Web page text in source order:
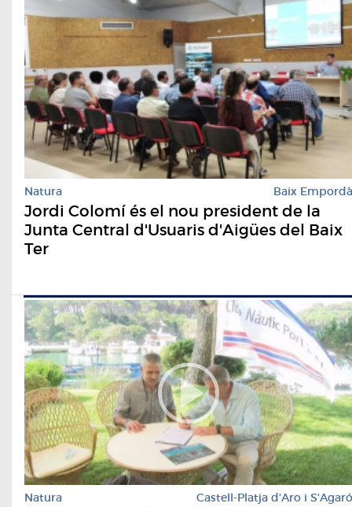
Natura Baix Empordà
Jordi Colomí és el nou president de la
Junta Central d'Usuaris d'Aigües del Baix
Ter
Natura Castell-Platja d'Aro i S'Agaró